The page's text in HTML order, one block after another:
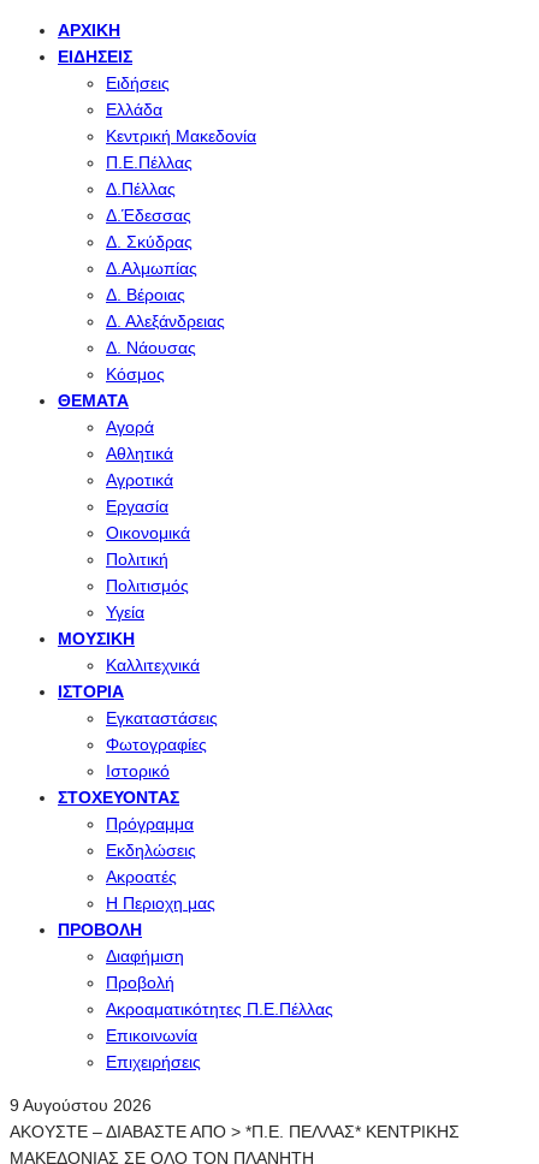
ΑΡΧΙΚΉ
ΕΙΔΉΣΕΙΣ
Ειδήσεις
Ελλάδα
Κεντρική Μακεδονία
Π.Ε.Πέλλας
Δ.Πέλλας
Δ.Έδεσσας
Δ. Σκύδρας
Δ.Αλμωπίας
Δ. Βέροιας
Δ. Αλεξάνδρειας
Δ. Νάουσας
Κόσμος
ΘΈΜΑΤΑ
Αγορά
Αθλητικά
Αγροτικά
Εργασία
Οικονομικά
Πολιτική
Πολιτισμός
Υγεία
ΜΟΥΣΙΚΉ
Καλλιτεχνικά
ΙΣΤΟΡΊΑ
Εγκαταστάσεις
Φωτογραφίες
Ιστορικό
ΣΤΟΧΕΎΟΝΤΑΣ
Πρόγραμμα
Εκδηλώσεις
Ακροατές
Η Περιοχη μας
ΠΡΟΒΟΛΉ
Διαφήμιση
Προβολή
Ακροαματικότητες Π.Ε.Πέλλας
Επικοινωνία
Επιχειρήσεις
9 Αυγούστου 2026
ΑΚΟΥΣΤΕ – ΔΙΑΒΑΣΤΕ ΑΠΟ > *Π.Ε. ΠΕΛΛΑΣ* ΚΕΝΤΡΙΚΗΣ
ΜΑΚΕΔΟΝΙΑΣ ΣΕ ΟΛΟ ΤΟΝ ΠΛΑΝΗΤΗ